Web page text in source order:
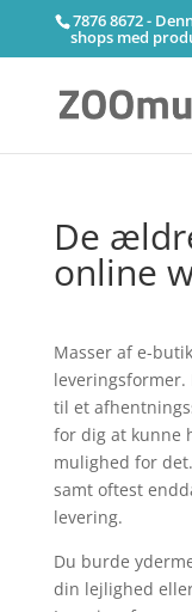
7876 8672 -
shops med
De
online
Masser af e-
til et
for dig at kunne
mulighed for
samt oftest
levering.
Du burde
din lejlighed